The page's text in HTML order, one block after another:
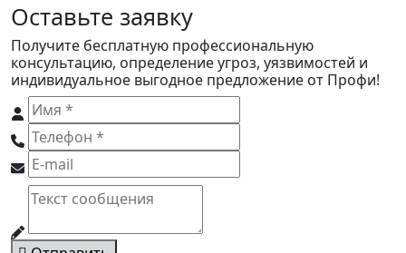
Оставьте заявку
Получите бесплатную профессиональную
консультацию, определение угроз, уязвимостей и
индивидуальное выгодное предложение от Профи!